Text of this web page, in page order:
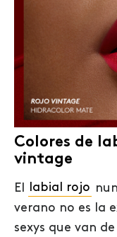
Colores de
vintage
El labial rojo
verano no es la
sexys que van